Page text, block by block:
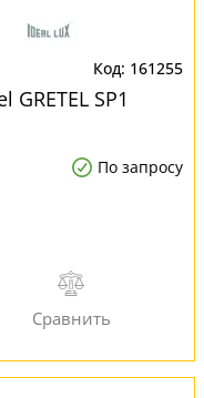
161255
SP1
По запросу